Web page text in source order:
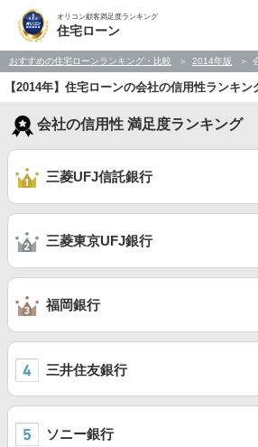
オリコン顧客満足度ランキング
住宅ローン
おすすめの住宅ローンランキング・比較 2014年版
【2014年】住宅ローンの会社の信用性ランキン
会社の信用性 満足度ランキング
三菱UFJ信託銀行
三菱東京UFJ銀行
福岡銀行
三井住友銀行
ソニー銀行